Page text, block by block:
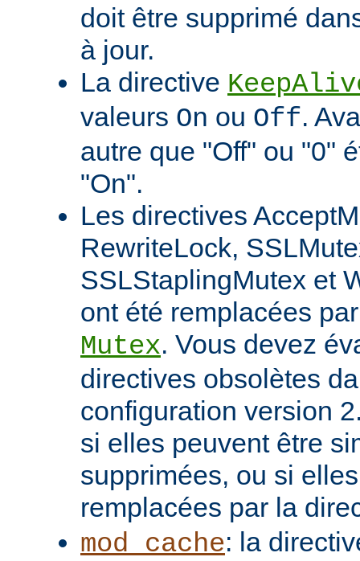
doit être supprimé
à jour.
La directive
valeurs On ou Off.
autre que "Off" ou "0"
"On".
Les directives
RewriteLock,
SSLStaplingMutex et
ont été remplacées
Mutex. Vous devez
directives obsolètes
configuration version
si elles peuvent être
supprimées, ou si
remplacées par la
mod_cache: la